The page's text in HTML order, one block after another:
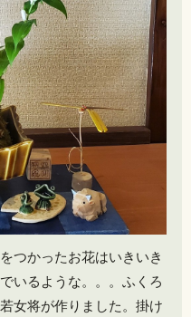
つかったお花はいきいき
いるような。。。ふくろ
女将が作りました。掛け